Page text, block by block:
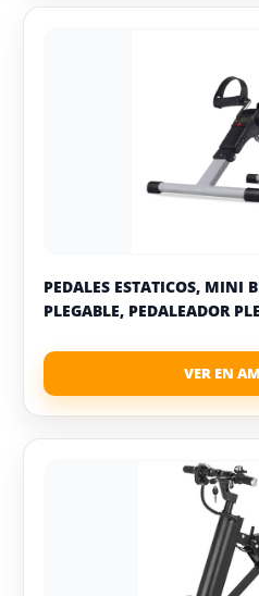
PEDALES ESTATICOS, MINI
PLEGABLE, PEDALEADOR